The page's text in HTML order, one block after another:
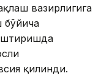
вазирлигига
бўйича
қилинди.